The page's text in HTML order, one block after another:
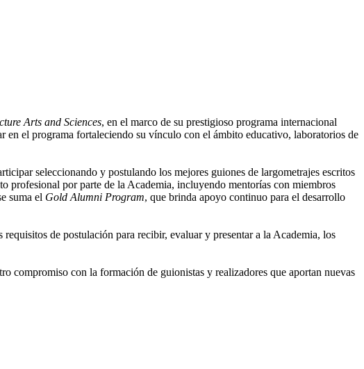
Arts and Sciences, en el marco de su prestigioso programa internacional
el programa fortaleciendo su vínculo con el ámbito educativo, laboratorios de
seleccionando y postulando los mejores guiones de largometrajes escritos
profesional por parte de la Academia, incluyendo mentorías con miembros
suma el Gold Alumni Program, que brinda apoyo continuo para el desarrollo
requisitos de postulación para recibir, evaluar y presentar a la Academia, los
compromiso con la formación de guionistas y realizadores que aportan nuevas